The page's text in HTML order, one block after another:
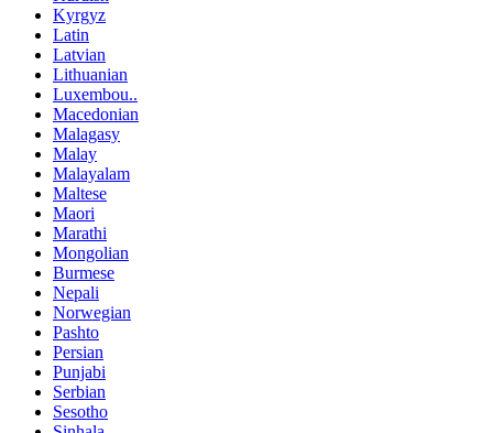
Kyrgyz
Latin
Latvian
Lithuanian
Luxembou..
Macedonian
Malagasy
Malay
Malayalam
Maltese
Maori
Marathi
Mongolian
Burmese
Nepali
Norwegian
Pashto
Persian
Punjabi
Serbian
Sesotho